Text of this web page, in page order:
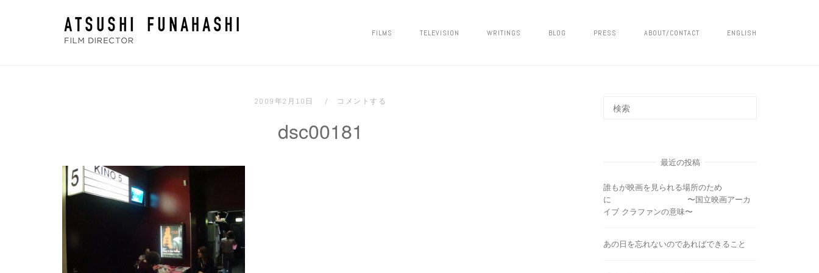
ホ
ー
FILMS TELEVISION WRITINGS BLOG PRESS ABOUT/CONTACT ENGLISH
2009年2月10日 コメントする
dsc00181
最近の投稿
誰もが映画を見られる場所のため
に 〜国立映画アーカ
イブ クラファンの意味〜
あの日を忘れないのであればできること